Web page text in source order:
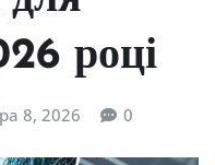
році
8, 2026 0